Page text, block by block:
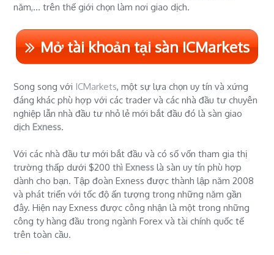
năm,... trên thế giới chọn làm nơi giao dịch.
Mở tài khoản tại sàn ICMarkets
Song song với ICMarkets, một sự lựa chọn uy tín và xứng
đáng khác phù hợp với các trader và các nhà đầu tư chuyên
nghiệp lẫn nhà đầu tư nhỏ lẻ mới bắt đầu đó là sàn giao
dịchExness.
Với các nhà đầu tư mới bắt đầu và có số vốn tham gia thị
trường thấp dưới $200 thìExness là sàn uy tín phù hợp
dành cho bạn. Tập đoàn Exness được thành lập năm 2008
và phát triển với tốc độ ấn tượng trong những năm gần
đây. Hiện nay Exness được công nhận là một trong những
công ty hàng đầu trong ngành Forex và tài chính quốc tế
trên toàn cầu.